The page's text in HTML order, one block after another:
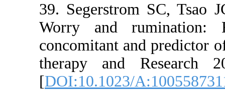
39.
Worry
therapy
[